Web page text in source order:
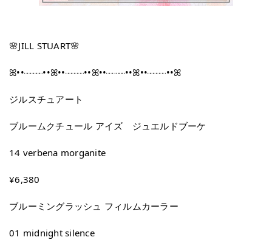
🌸JILL STUART🌸
ꕤ••┈┈••ꕤ••┈┈••ꕤ••┈┈••ꕤ••┈┈••ꕤ
ジルスチュアート
ブルームクチュール アイズ ジュエルドブーケ
14 verbena morganite
¥6,380
ブルーミングラッシュ フィルムカーラー
01 midnight silence